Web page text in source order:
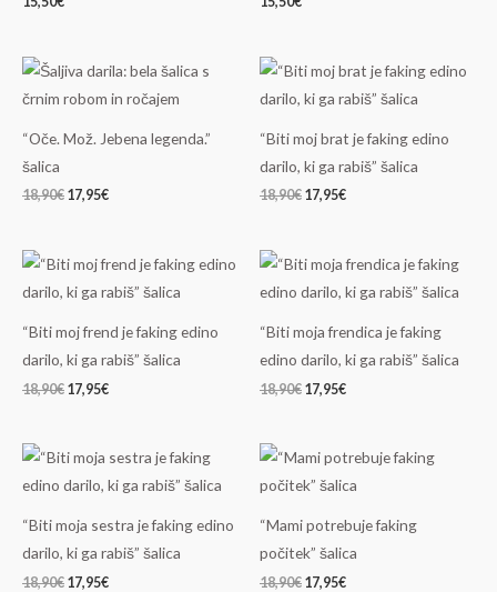
“Oče. Mož. Jebena legenda.”
šalica
18,90€
Izvirna
cena
je
18,90€.
17,95€
Trenutna
cena
je:
“Biti moj brat je faking edino
darilo, ki ga rabiš” šalica
18,90€
Izvirna
cena
je
18,90€.
17,95€
Trenutna
cena
je:
“Biti moj frend je faking edino
darilo, ki ga rabiš” šalica
18,90€
Izvirna
cena
je
18,90€.
17,95€
Trenutna
cena
je:
“Biti moja frendica je faking
edino darilo, ki ga rabiš” šalica
18,90€
Izvirna
cena
je
18,90€.
17,95€
Trenutna
cena
je:
“Biti moja sestra je faking edino
darilo, ki ga rabiš” šalica
18,90€
Izvirna
cena
je
18,90€.
17,95€
Trenutna
cena
je:
“Mami potrebuje faking
počitek” šalica
18,90€
Izvirna
cena
je
18,90€.
17,95€
Trenutna
cena
je: